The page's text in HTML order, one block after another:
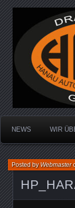
Dragracing
NEWS WIR
Posted byWebmaster